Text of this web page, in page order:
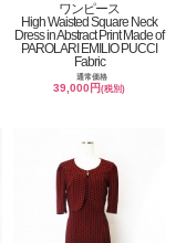
ワンピース
High Waisted Square Neck
Dress in Abstract Print Made of
PAROLARI EMILIO PUCCI
Fabric
通常価格
39,000円(税別)